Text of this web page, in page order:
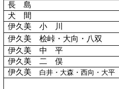
長 島
犬 間
伊久美 小 川
伊久美 桧峠・大向・八双
伊久美 中 平
伊久美 二 俣
伊久美
白井・大森・西向・大平